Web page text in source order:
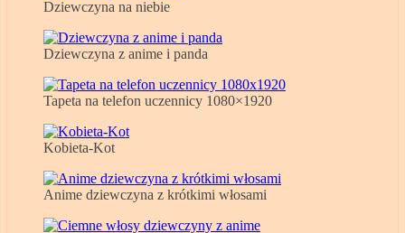
Dziewczyna na niebie
Dziewczyna z anime i panda
Tapeta na telefon uczennicy 1080×1920
Kobieta-Kot
Anime dziewczyna z krótkimi włosami